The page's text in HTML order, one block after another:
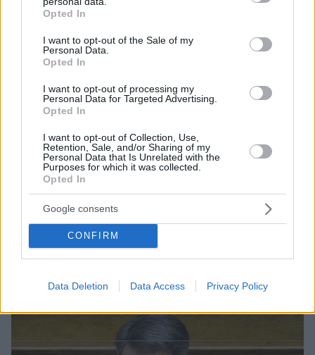
grant or deny consent to Google and its third-party tags to
use your data for below specified purposes in below Google
consent section.
Opted In
I want to opt-out of the Sale of my
Personal Data.
Opted In
I want to opt-out of processing my
Personal Data for Targeted Advertising.
Opted In
I want to opt-out of Collection, Use,
Retention, Sale, and/or Sharing of my
Personal Data that Is Unrelated with the
Purposes for which it was collected.
Opted In
Google consents
CONFIRM
Data Deletion Data Access Privacy Policy
Υπερψηφίστηκε από τη Βουλή ο προϋπολογισμός του
2023 με 156 θετικές ψήφους
Ο προϋπολογισμός καταψηφίστηκε από 143
βουλευτές ενώ συνολίκα στην ψηφοφορία
συμμετείχαν 299 βουλευτές - Ο ΣΥΡΙΖΑ καταψήφισε
17.12.2022, 21:24